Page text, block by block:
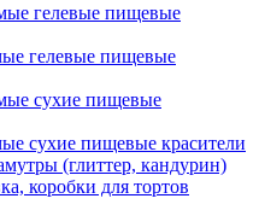
гелевые пищевые
гелевые пищевые
сухие пищевые
сухие пищевые красители
(глиттер, кандурин)
коробки для тортов